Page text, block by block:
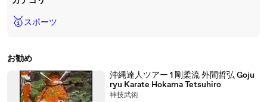
🥇スポーツ
お勧め
沖縄達人ツアー 1 剛柔流 外間哲弘 Goju
ryu Karate Hokama Tetsuhiro
神技武術